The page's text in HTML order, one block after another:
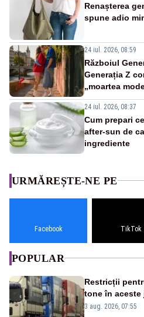
Renașterea
spune adio
24 iul. 2026, 08:59
Războiul
Generația Z
„moartea
24 iul. 2026, 08:37
Cum prepari
after-sun de
ingrediente
URMĂREȘTE-NE PE
Facebook TikTok
POPULAR
Restricții
tone în
este interzisă
3 aug. 2026, 07:55